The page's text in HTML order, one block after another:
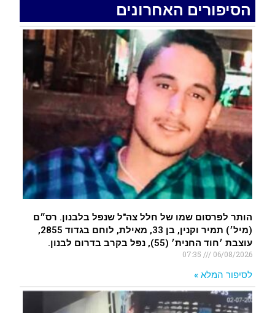
האדמה רועדת- סדרת רעידות אדמה בחצי האי סיני
רעידת אדמה הורגשה באילת
איציק נועם מייסד מקומו ערב ערב נפטר
הסיפורים האחרונים
הותר לפרסום שמו של חלל צה"ל שנפל בלבנון. רס״ם
(מיל׳) תמיר וקנין, בן 33, מאילת, לוחם בגדוד 2855,
עוצבת ׳חוד החנית׳ (55), נפל בקרב בדרום לבנון.
06/08/2026
לסיפור המלא »